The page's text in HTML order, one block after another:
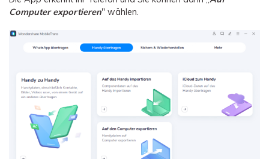
Computer exportieren" wählen.